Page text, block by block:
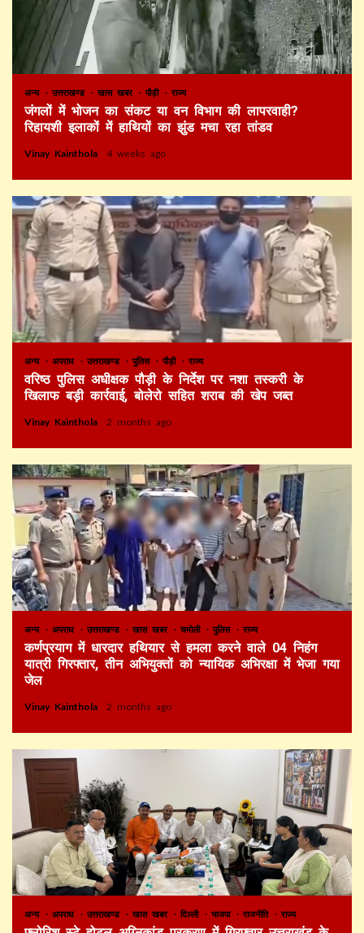
अन्य उत्तराखण्ड खास खबर पौड़ी राज्य
जंगलों में भोजन का संकट या वन विभाग की लापरवाही?
रिहायशी इलाकों में हाथियों का झुंड मचा रहा तांडव
Vinay Kainthola 4 weeks ago
अन्य अपराध उत्तराखण्ड पुलिस पौड़ी राज्य
वरिष्ठ पुलिस अधीक्षक पौड़ी के निर्देश पर नशा तस्करी के
खिलाफ बड़ी कार्रवाई, बोलेरो सहित शराब की खेप जब्त
Vinay Kainthola 2 months ago
अन्य अपराध उत्तराखण्ड खास खबर चमोली पुलिस राज्य
कर्णप्रयाग में धारदार हथियार से हमला करने वाले 04 निहंग
यात्री गिरफ्तार, तीन अभियुक्तों को न्यायिक अभिरक्षा में भेजा गया
जेल
Vinay Kainthola 2 months ago
अन्य अपराध उत्तराखण्ड खास खबर दिल्ली भाजपा राजनीति राज्य